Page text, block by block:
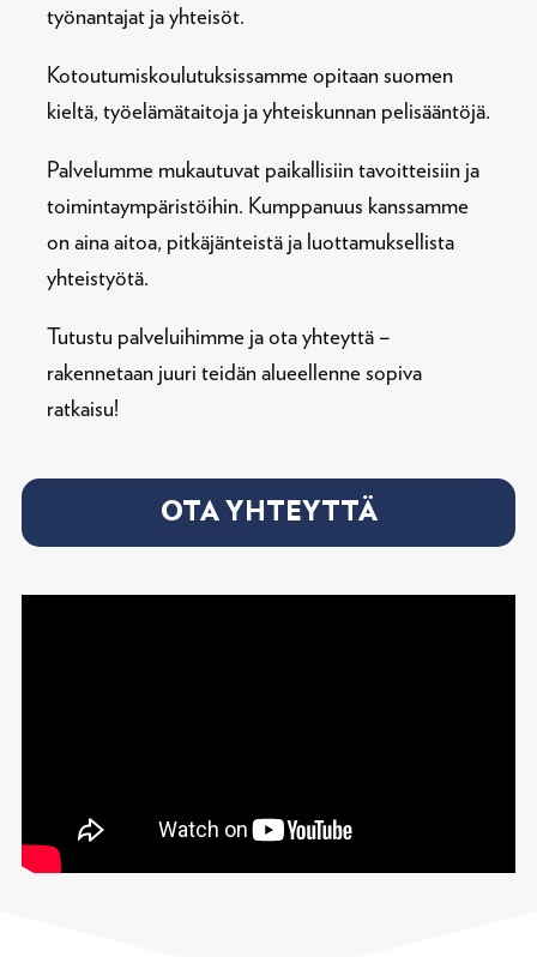
työnantajat ja yhteisöt.
Kotoutumiskoulutuksissamme opitaan suomen
kieltä, työelämätaitoja ja yhteiskunnan pelisääntöjä.
Palvelumme mukautuvat paikallisiin tavoitteisiin ja
toimintaympäristöihin. Kumppanuus kanssamme
on aina aitoa, pitkäjänteistä ja luottamuksellista
yhteistyötä.
Tutustu palveluihimme ja ota yhteyttä –
rakennetaan juuri teidän alueellenne sopiva
ratkaisu!
OTA YHTEYTTÄ